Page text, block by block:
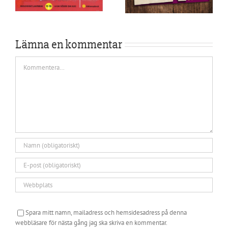
Lämna en kommentar
Spara mitt namn, mailadress och hemsidesadress på denna
webbläsare för nästa gång jag ska skriva en kommentar.